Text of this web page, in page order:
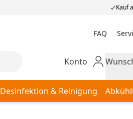
Kauf
FAQ
Mein Konto
Konto
Desinfektion & Reinigung